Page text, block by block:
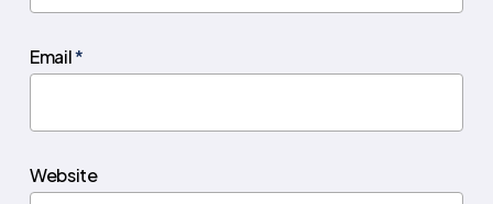
Email*
Website